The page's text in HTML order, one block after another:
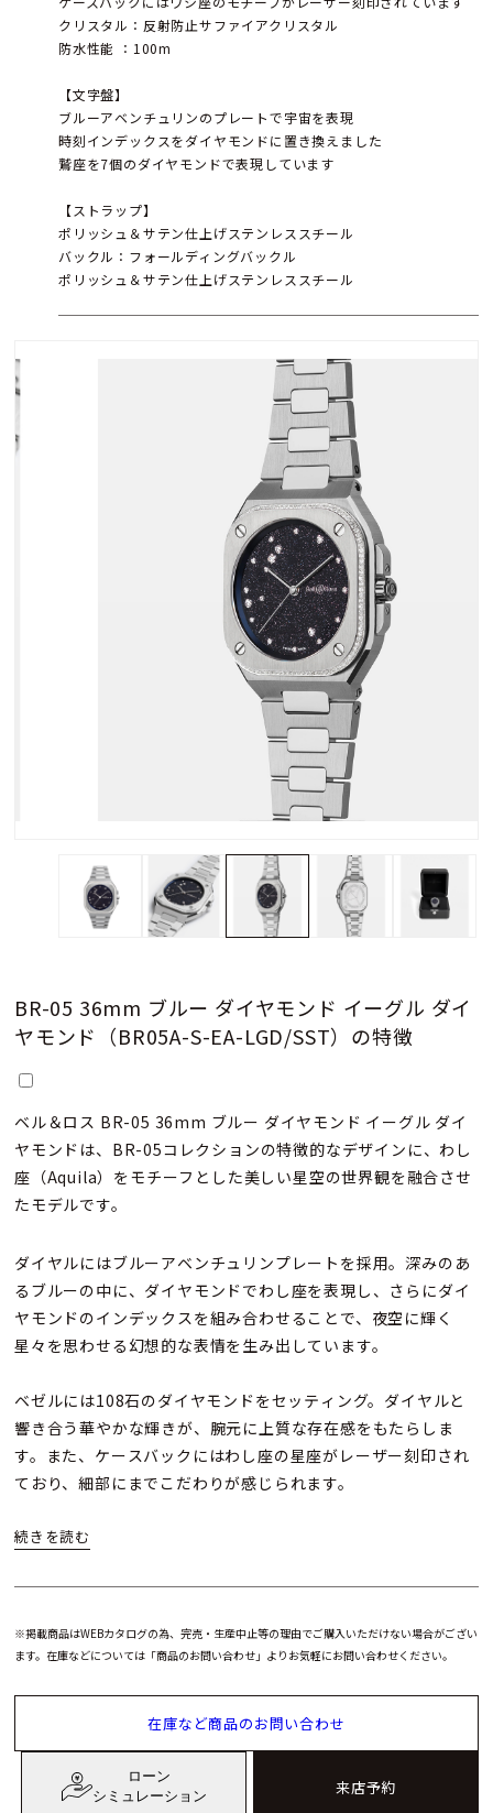
BR-05 36mm ブルー ダイヤモンド イーグル ダイ
ヤモンド（BR05A-S-EA-LGD/SST）の特徴
ベル＆ロス BR-05 36mm ブルー ダイヤモンド イーグル ダイ
ヤモンドは、BR-05コレクションの特徴的なデザインに、わし
座（Aquila）をモチーフとした美しい星空の世界観を融合させ
たモデルです。
ダイヤルにはブルーアベンチュリンプレートを採用。深みのあ
るブルーの中に、ダイヤモンドでわし座を表現し、さらにダイ
ヤモンドのインデックスを組み合わせることで、夜空に輝く
星々を思わせる幻想的な表情を生み出しています。
ベゼルには108石のダイヤモンドをセッティング。ダイヤルと
響き合う華やかな輝きが、腕元に上質な存在感をもたらしま
す。また、ケースバックにはわし座の星座がレーザー刻印され
ており、細部にまでこだわりが感じられます。
ムーブメントには自動巻きキャリバー BR-CAL.329を搭載し、
イン性と実用性を兼ね備えています。
宇宙の神秘とダイヤモンドの輝きを融合したベル＆ロス BR-05
たデザインと華やかな存在感を楽しめる、魅力あふれるタイム
クリスタル：反射防止サファイアクリスタル
防水性能 ：100m
【文字盤】
ブルーアベンチュリンのプレートで宇宙を表現
時刻インデックスをダイヤモンドに置き換えました
鷲座を7個のダイヤモンドで表現しています
【ストラップ】
ポリッシュ＆サテン仕上げステンレススチール
バックル：フォールディングバックル
ポリッシュ＆サテン仕上げステンレススチール
※掲載商品はWEBカタログの為、完売・生産中止等の理由でご購入いただけない場合がござい
ます。在庫などについては「商品のお問い合わせ」よりお気軽にお問い合わせください。
在庫など商品のお問い合わせ
ローン
シミュレーション
来店予約